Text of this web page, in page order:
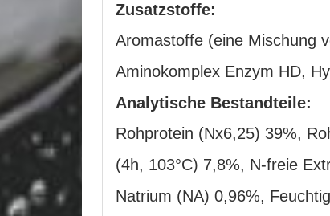
Zusatzstoffe:
Aromastoffe (eine Mischung
Aminokomplex Enzym HD,
Analytische Bestandteile:
Rohprotein (Nx6,25) 39%,
(4h, 103°C) 7,8%, N-freie
Natrium (NA) 0,96%,